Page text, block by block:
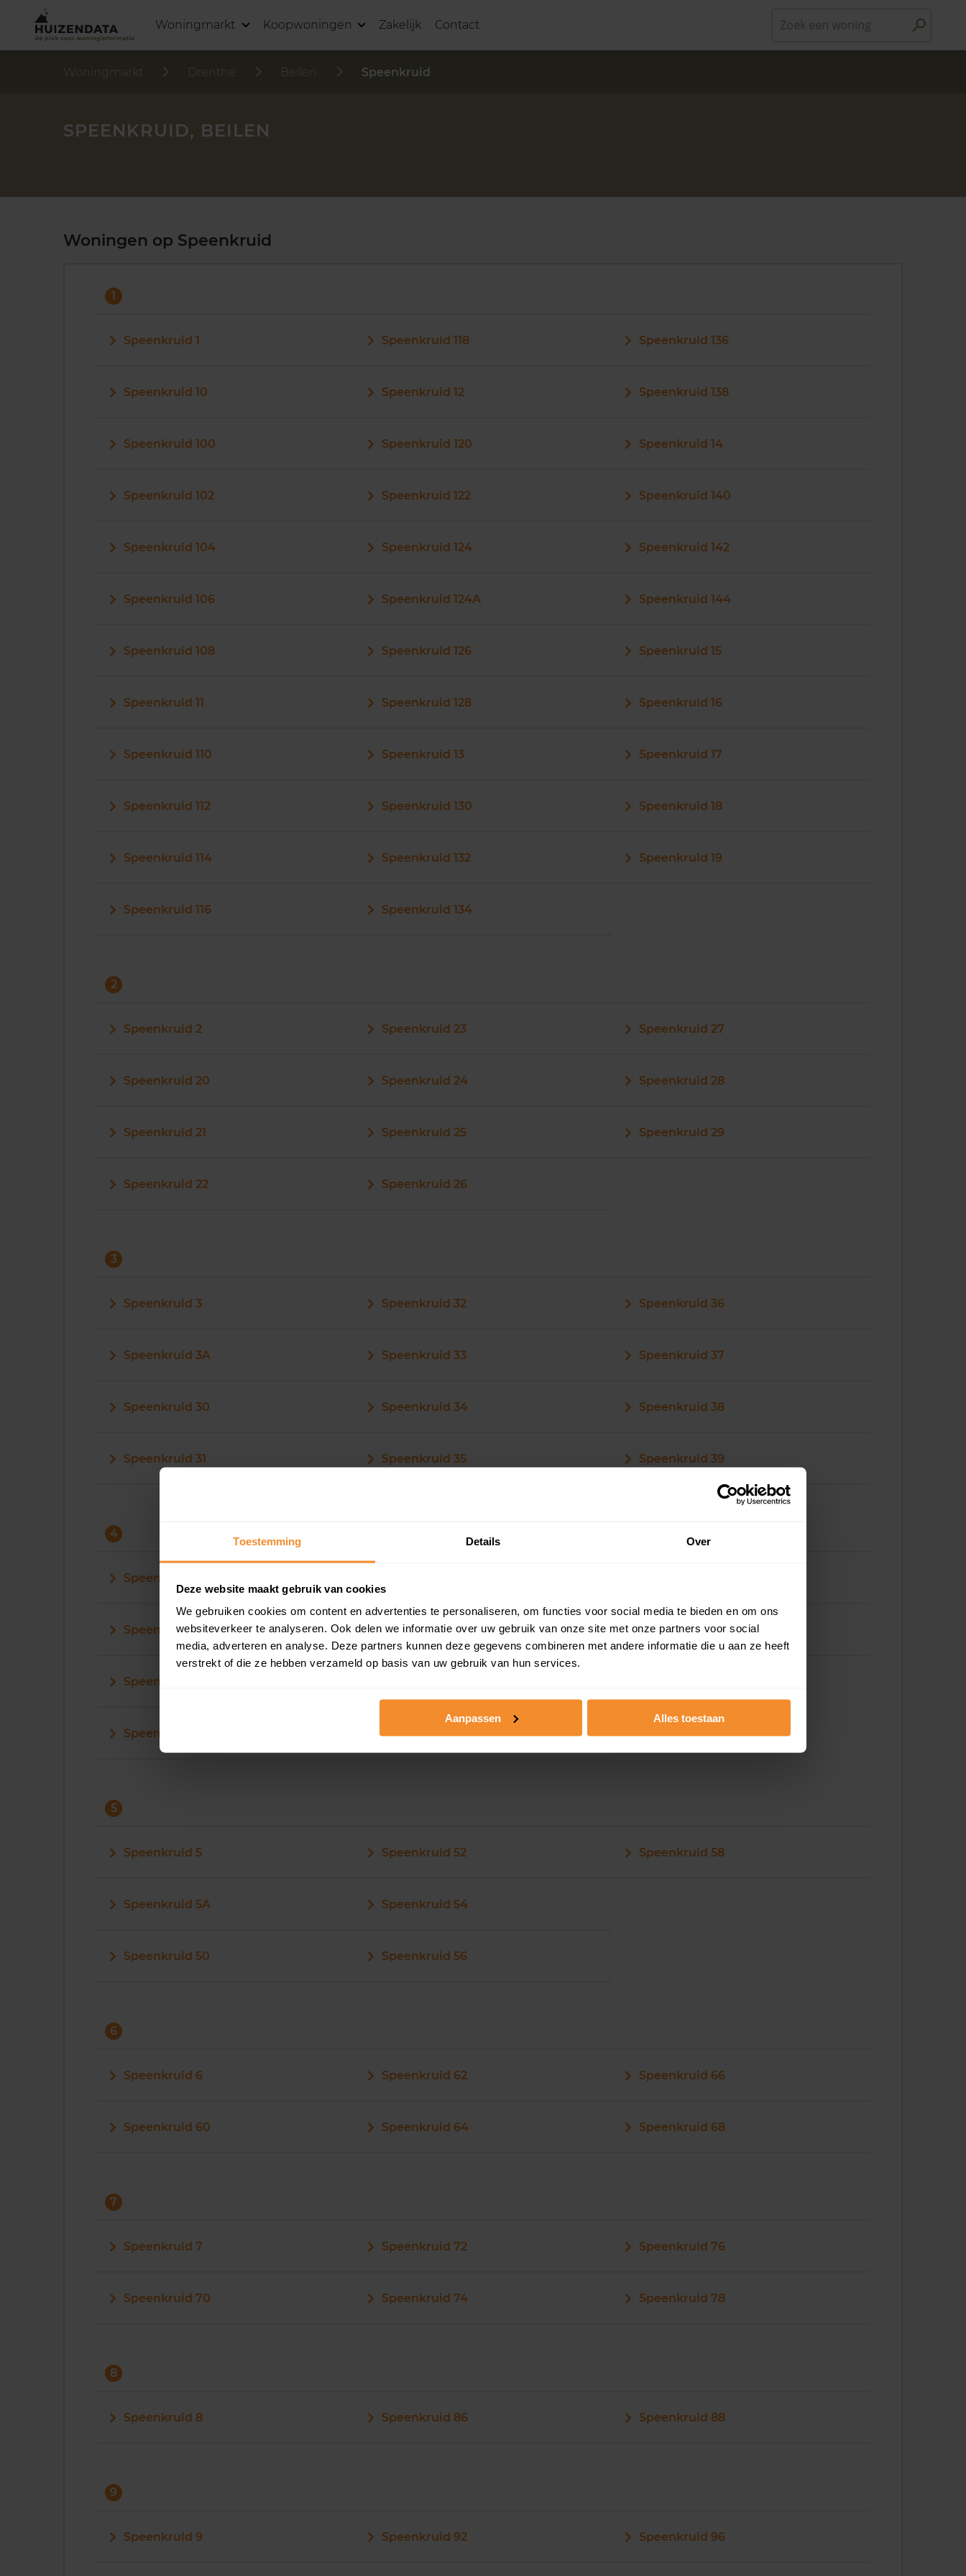
Toestemming Details Over
Deze website maakt gebruik van cookies
We gebruiken cookies om content en advertenties te personaliseren, om functies voor social media te bieden en om ons
websiteverkeer te analyseren. Ook delen we informatie over uw gebruik van onze site met onze partners voor social
media, adverteren en analyse. Deze partners kunnen deze gegevens combineren met andere informatie die u aan ze heeft
verstrekt of die ze hebben verzameld op basis van uw gebruik van hun services.
Aanpassen Alles toestaan
Woningmarkt Koopwoningen Zakelijk Contact
Woningmarkt Drenthe Beilen Speenkruid
SPEENKRUID, BEILEN
Woningen op Speenkruid
1
Speenkruid 1
Speenkruid 10
Speenkruid 100
Speenkruid 102
Speenkruid 104
Speenkruid 106
Speenkruid 108
Speenkruid 11
Speenkruid 110
Speenkruid 112
Speenkruid 114
Speenkruid 116
Speenkruid 118
Speenkruid 12
Speenkruid 120
Speenkruid 122
Speenkruid 124
Speenkruid 124A
Speenkruid 126
Speenkruid 128
Speenkruid 13
Speenkruid 130
Speenkruid 132
Speenkruid 134
Speenkruid 136
Speenkruid 138
Speenkruid 14
Speenkruid 140
Speenkruid 142
Speenkruid 144
Speenkruid 15
Speenkruid 16
Speenkruid 17
Speenkruid 18
Speenkruid 19
2
Speenkruid 2
Speenkruid 20
Speenkruid 21
Speenkruid 22
Speenkruid 23
Speenkruid 24
Speenkruid 25
Speenkruid 26
Speenkruid 27
Speenkruid 28
Speenkruid 29
3
Speenkruid 3
Speenkruid 3A
Speenkruid 30
Speenkruid 31
Speenkruid 32
Speenkruid 33
Speenkruid 34
Speenkruid 35
Speenkruid 36
Speenkruid 37
Speenkruid 38
Speenkruid 39
4
Speenkruid 4
Speenkruid 40
Speenkruid 41
Speenkruid 42
Speenkruid 44
Speenkruid 46
Speenkruid 48
5
Speenkruid 5
Speenkruid 5A
Speenkruid 50
Speenkruid 52
Speenkruid 54
Speenkruid 56
Speenkruid 58
6
Speenkruid 6
Speenkruid 60
Speenkruid 62
Speenkruid 64
Speenkruid 66
Speenkruid 68
7
Speenkruid 7
Speenkruid 70
Speenkruid 72
Speenkruid 74
Speenkruid 76
Speenkruid 78
8
Speenkruid 8 Speenkruid 86 Speenkruid 88
9
Speenkruid 9 Speenkruid 92 Speenkruid 96